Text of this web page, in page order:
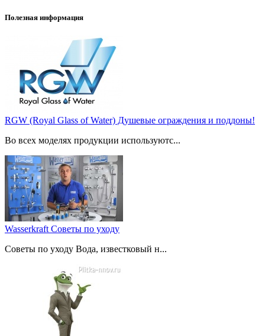
Полезная информация
RGW (Royal Glass of Water) Душевые ограждения и поддоны!
Во всех моделях продукции используютс...
Wasserkraft Советы по уходу
Советы по уходу Вода, известковый н...